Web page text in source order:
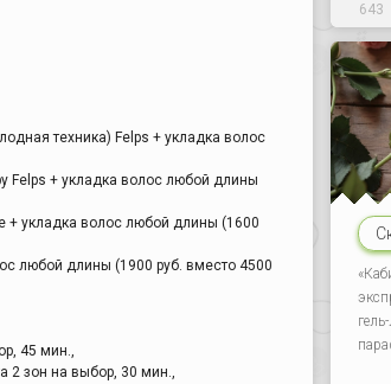
техника) Felps + укладка волос
Felps + укладка волос любой длины
+ укладка волос любой длины (1600
любой длины (1900 руб. вместо 4500
45 мин.,
2 зон на выбор, 30 мин.,
643